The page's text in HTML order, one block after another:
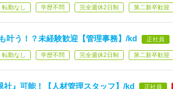
転勤なし 学歴不問 完全週休2日制 第二新卒歓迎
叶う！？未経験歓迎【管理事務】/kd 正社員
転勤なし 学歴不問 完全週休2日制 第二新卒歓迎
社』可能！【人材管理スタッフ】/kd 正社員